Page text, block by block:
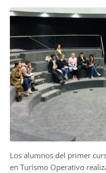
Los alumnos del primer
en Turismo Operativo